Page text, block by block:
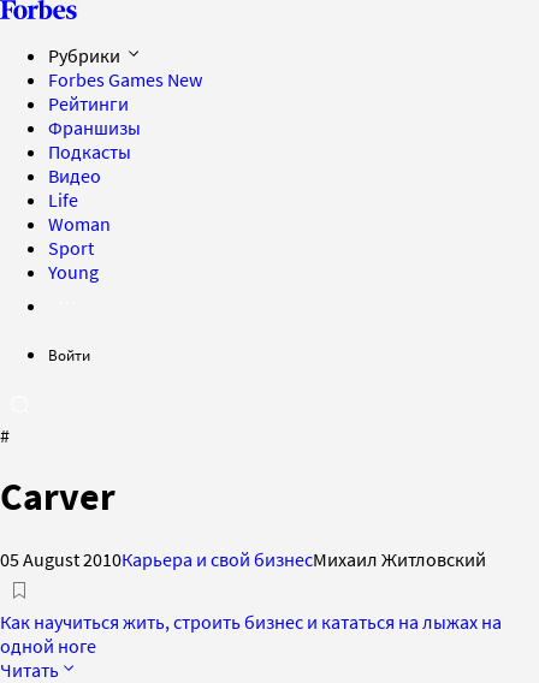
Рубрики
Forbes Games New
Рейтинги
Франшизы
Подкасты
Видео
Life
Woman
Sport
Young
Войти
#
Carver
05 August 2010Карьера и свой бизнесМихаил Житловский
Как научиться жить, строить бизнес и кататься на лыжах на
одной ноге
Читать